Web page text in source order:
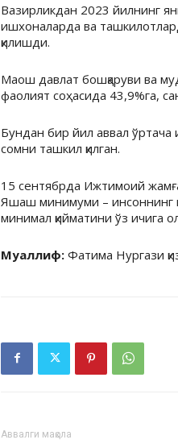
Вазирликдан 2023 йилнинг
ишхоналарда ва
қилишди.
Маош давлат бошқаруви ва
фаолият соҳасида 43,9%га,
Бундан бир йил аввал ўртача
сомни ташкил қилган.
15 сентябрда Ижтимоий
Яшаш минимуми – инсоннинг
минимал қийматини ўз ичига
Муаллиф: Фатима Нургази
Аввалги мақола